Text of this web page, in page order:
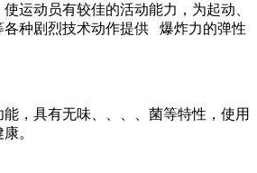
运动员有较佳的活动能力，为起动、
各种剧烈技术动作提供 爆炸力的弹性
，具有无味、、、、菌等特性，使用
。